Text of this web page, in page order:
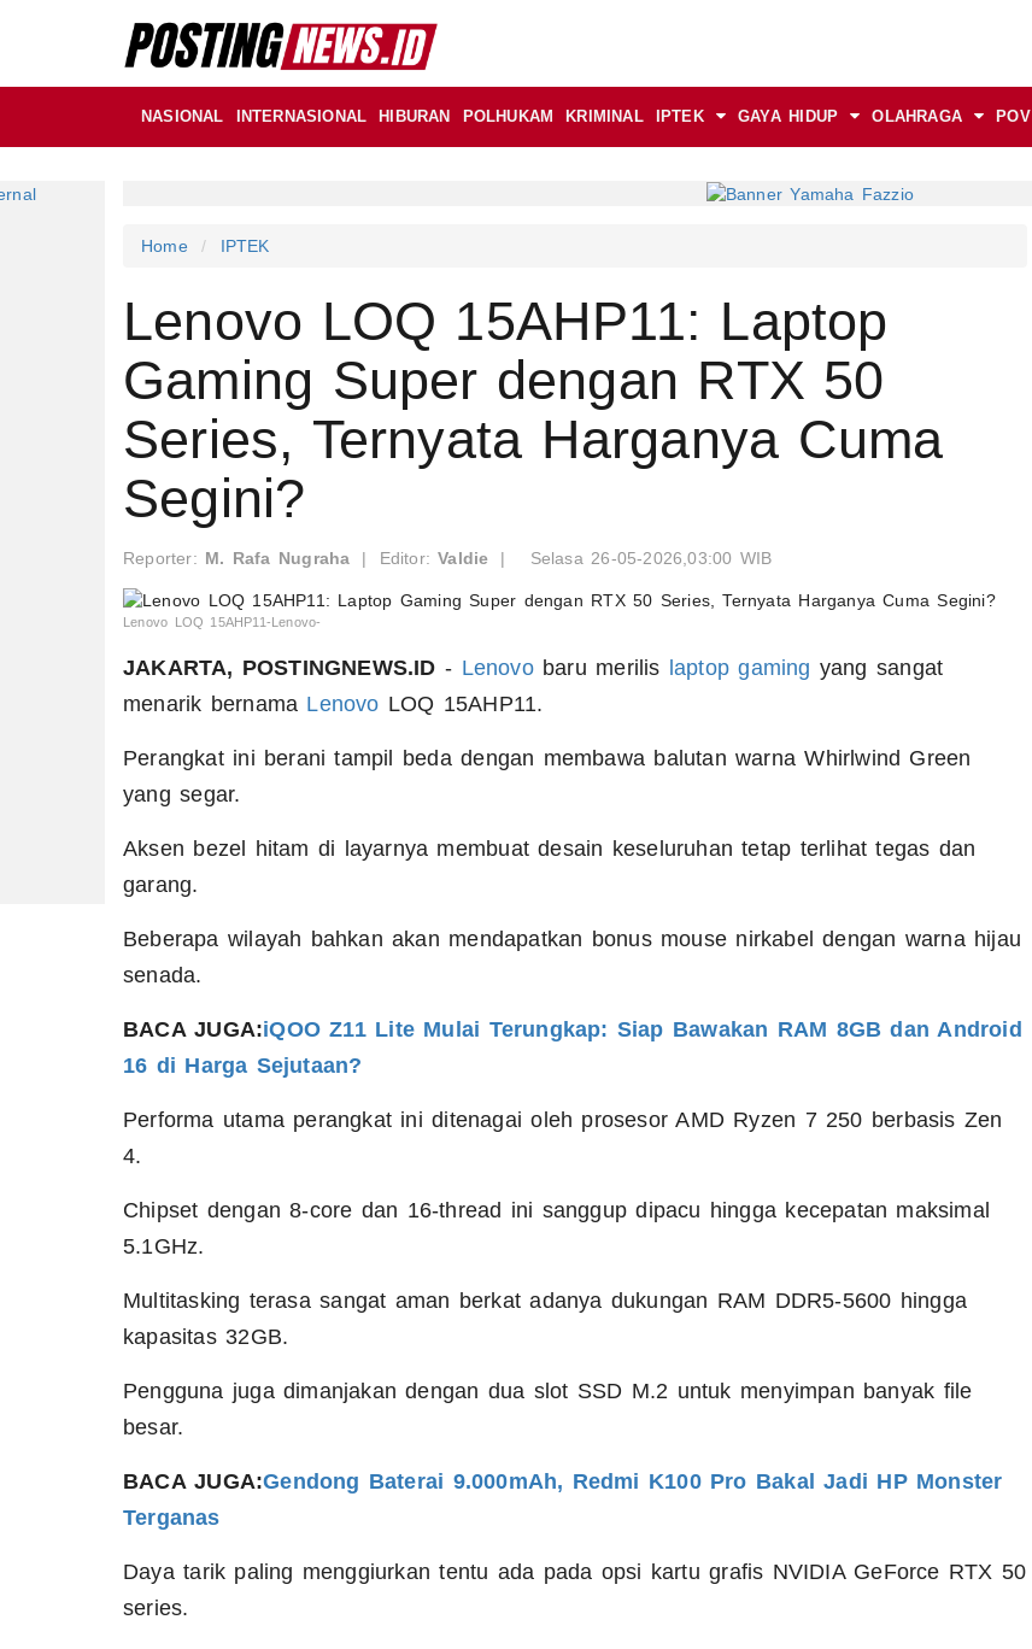
NASIONAL INTERNASIONAL HIBURAN POLHUKAM KRIMINAL IPTEK GAYA HIDUP OLAHRAGA POV
Home IPTEK
Lenovo LOQ 15AHP11: Laptop
Gaming Super dengan RTX 50
Series, Ternyata Harganya Cuma
Segini?
Reporter: M. Rafa Nugraha | Editor:Valdie | Selasa 26-05-2026,03:00 WIB
Lenovo LOQ 15AHP11-Lenovo-
JAKARTA, POSTINGNEWS.ID - Lenovobaru merilis laptop gaming yang sangat
menarik bernama Lenovo LOQ 15AHP11.
Perangkat ini berani tampil beda dengan membawa balutan warna Whirlwind Green
yang segar.
Aksen bezel hitam di layarnya membuat desain keseluruhan tetap terlihat tegas dan
garang.
Beberapa wilayah bahkan akan mendapatkan bonus mouse nirkabel dengan warna hijau
senada.
BACA JUGA:iQOO Z11 Lite Mulai Terungkap: Siap Bawakan RAM 8GB dan Android
16 di Harga Sejutaan?
Performa utama perangkat ini ditenagai oleh prosesor AMD Ryzen 7 250 berbasis Zen
4.
Chipset dengan 8-core dan 16-thread ini sanggup dipacu hingga kecepatan maksimal
5.1GHz.
Multitasking terasa sangat aman berkat adanya dukungan RAM DDR5-5600 hingga
kapasitas 32GB.
Pengguna juga dimanjakan dengan dua slot SSD M.2 untuk menyimpan banyak file
besar.
BACA JUGA:Gendong Baterai 9.000mAh, Redmi K100 Pro Bakal Jadi HP Monster
Terganas
Daya tarik paling menggiurkan tentu ada pada opsi kartu grafis NVIDIA GeForce RTX 50
series.